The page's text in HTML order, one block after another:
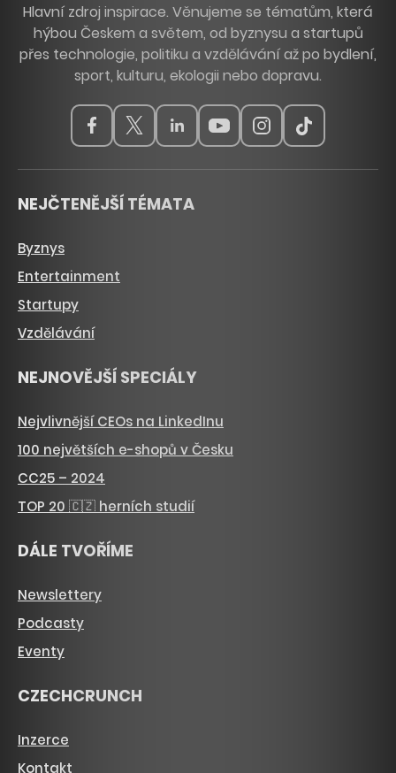
Hlavní zdroj inspirace. Věnujeme se tématům, která
hýbou Českem a světem, od byznysu a startupů
přes technologie, politiku a vzdělávání až po bydlení,
sport, kulturu, ekologii nebo dopravu.
NEJČTENĚJŠÍ TÉMATA
Byznys
Entertainment
Startupy
Vzdělávání
NEJNOVĚJŠÍ SPECIÁLY
Nejvlivnější CEOs na LinkedInu
100 největších e-shopů v Česku
CC25 – 2024
TOP 20 🇨🇿 herních studií
DÁLE TVOŘÍME
Newslettery
Podcasty
Eventy
CZECHCRUNCH
Inzerce
Kontakt